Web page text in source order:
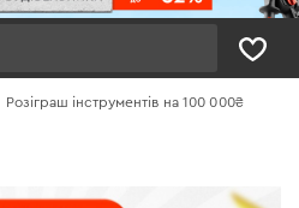
Розіграш інструментів на 100 000₴